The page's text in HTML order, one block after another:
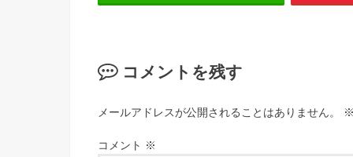
コメントを残す
メールアドレスが公開されることはありません。
コメント ※